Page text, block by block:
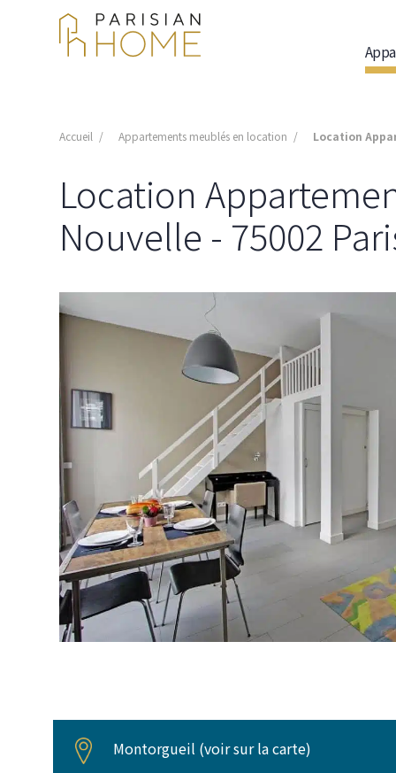
Accueil Appartements meublés en location Location
Location
Nouvelle - 75002
Montorgueil (voir sur la carte)